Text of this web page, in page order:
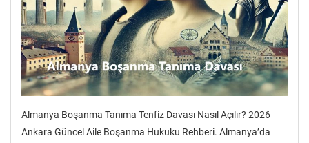
Almanya Boşanma Tanıma Tenfiz Davası Nasıl Açılır? 2026
Ankara Güncel Aile Boşanma Hukuku Rehberi. Almanya’da